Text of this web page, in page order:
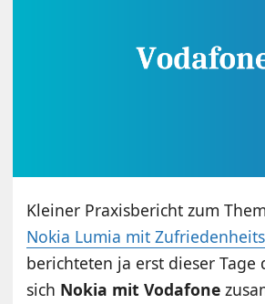
Kleiner Praxisbericht zum
Nokia Lumia mit
berichteten ja erst dieser Tage
sich Nokia mit Vodafone